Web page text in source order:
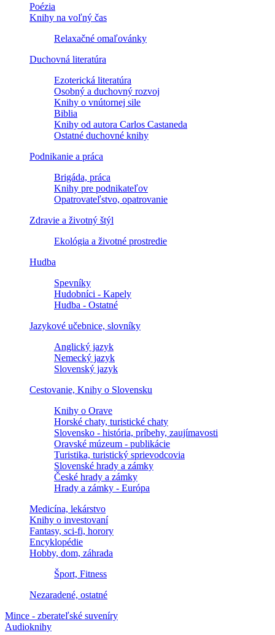
Poézia
Knihy na voľný čas
Relaxačné omaľovánky
Duchovná literatúra
Ezoterická literatúra
Osobný a duchovný rozvoj
Knihy o vnútornej sile
Biblia
Knihy od autora Carlos Castaneda
Ostatné duchovné knihy
Podnikanie a práca
Brigáda, práca
Knihy pre podnikateľov
Opatrovateľstvo, opatrovanie
Zdravie a životný štýl
Ekológia a životné prostredie
Hudba
Spevníky
Hudobníci - Kapely
Hudba - Ostatné
Jazykové učebnice, slovníky
Anglický jazyk
Nemecký jazyk
Slovenský jazyk
Cestovanie, Knihy o Slovensku
Knihy o Orave
Horské chaty, turistické chaty
Slovensko - história, príbehy, zaujímavosti
Oravské múzeum - publikácie
Turistika, turistický sprievodcovia
Slovenské hrady a zámky
České hrady a zámky
Hrady a zámky - Európa
Medicína, lekárstvo
Knihy o investovaní
Fantasy, sci-fi, horory
Encyklopédie
Hobby, dom, záhrada
Šport, Fitness
Nezaradené, ostatné
Mince - zberateľské suveníry
Audioknihy